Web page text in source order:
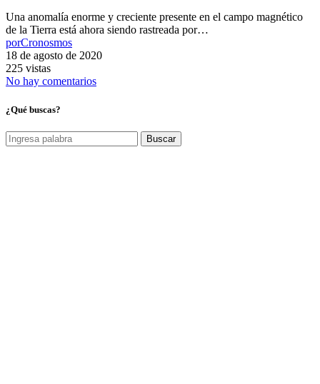
Una anomalía enorme y creciente presente en el campo magnético
de la Tierra está ahora siendo rastreada por…
porCronosmos
18 de agosto de 2020
225 vistas
No hay comentarios
¿Qué buscas?
Buscar